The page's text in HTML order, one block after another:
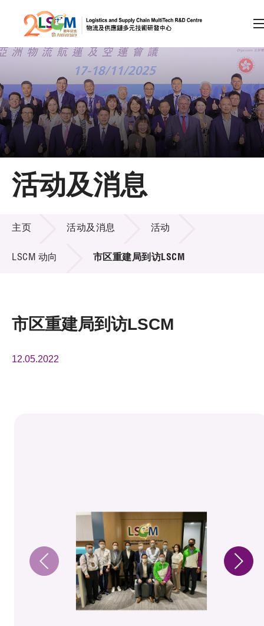
跳到内容（按回车键）
会员登录
A A EN 繁 简
主页
关于LSCM
技术商品化
项目及资助计划
活动及消息
活动及消息
活动及消息
主页 活动及消息 活动
LSCM 动向 市区重建局到访LSCM
市区重建局到访LSCM
12.05.2022